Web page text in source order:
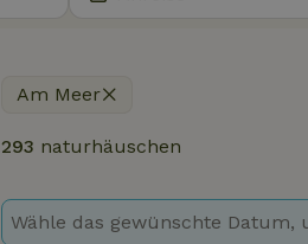
Am Meer
293 naturhäuschen
Wähle das gewünschte Datum,